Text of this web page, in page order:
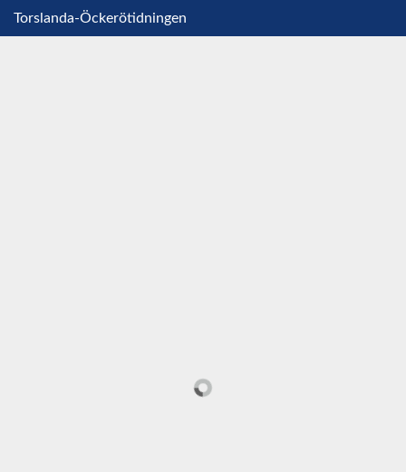
Torslanda-Öckerötidningen